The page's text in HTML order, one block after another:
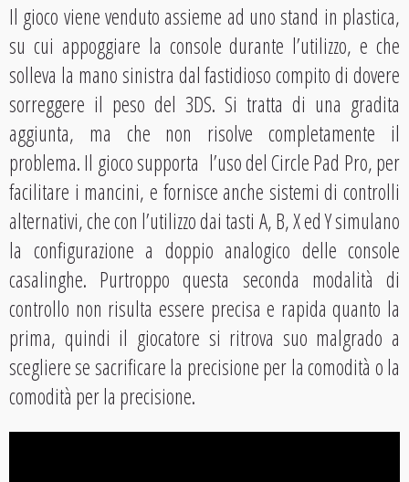
Il gioco viene venduto assieme ad uno stand in plastica,
su cui appoggiare la console durante l’utilizzo, e che
solleva la mano sinistra dal fastidioso compito di dovere
sorreggere il peso del 3DS. Si tratta di una gradita
aggiunta, ma che non risolve completamente il
problema. Il gioco supporta l’uso del Circle Pad Pro, per
facilitare i mancini, e fornisce anche sistemi di controlli
alternativi, che con l’utilizzo dai tasti A, B, X ed Y simulano
la configurazione a doppio analogico delle console
casalinghe. Purtroppo questa seconda modalità di
controllo non risulta essere precisa e rapida quanto la
prima, quindi il giocatore si ritrova suo malgrado a
scegliere se sacrificare la precisione per la comodità o la
comodità per la precisione.